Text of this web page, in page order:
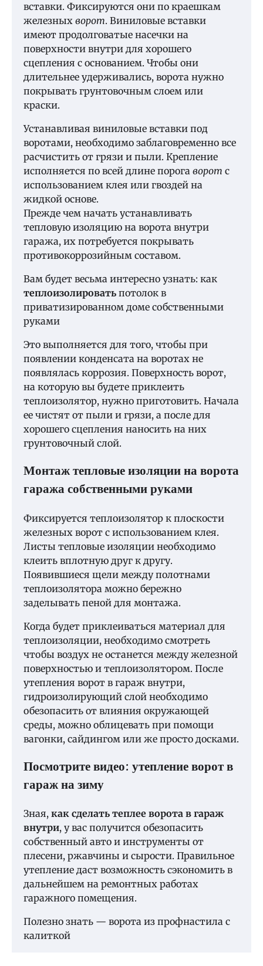
вставки. Фиксируются они по краешкам
железных ворот. Виниловые вставки
имеют продолговатые насечки на
поверхности внутри для хорошего
сцепления с основанием. Чтобы они
длительнее удерживались, ворота нужно
покрывать грунтовочным слоем или
краски.
Устанавливая виниловые вставки под
воротами, необходимо заблаговременно все
расчистить от грязи и пыли. Крепление
исполняется по всей длине порога ворот с
использованием клея или гвоздей на
жидкой основе.
Прежде чем начать устанавливать
тепловую изоляцию на ворота внутри
гаража, их потребуется покрывать
противокоррозийным составом.
Вам будет весьма интересно узнать: как
теплоизолировать потолок в
приватизированном доме собственными
руками
Это выполняется для того, чтобы при
появлении конденсата на воротах не
появлялась коррозия. Поверхность ворот,
на которую вы будете приклеить
теплоизолятор, нужно приготовить. Начала
ее чистят от пыли и грязи, а после для
хорошего сцепления наносить на них
грунтовочный слой.
Монтаж тепловые изоляции на ворота
гаража собственными руками
Фиксируется теплоизолятор к плоскости
железных ворот с использованием клея.
Листы тепловые изоляции необходимо
клеить вплотную друг к другу.
Появившиеся щели между полотнами
теплоизолятора можно бережно
заделывать пеной для монтажа.
Когда будет приклеиваться материал для
теплоизоляции, необходимо смотреть
чтобы воздух не останется между железной
поверхностью и теплоизолятором. После
утепления ворот в гараж внутри,
гидроизолирующий слой необходимо
обезопасить от влияния окружающей
среды, можно облицевать при помощи
вагонки, сайдингом или же просто досками.
Посмотрите видео: утепление ворот в
гараж на зиму
Зная, как сделать теплее ворота в гараж
внутри, у вас получится обезопасить
собственный авто и инструменты от
плесени, ржавчины и сырости. Правильное
утепление даст возможность сэкономить в
дальнейшем на ремонтных работах
гаражного помещения.
Полезно знать — ворота из профнастила с
калиткой